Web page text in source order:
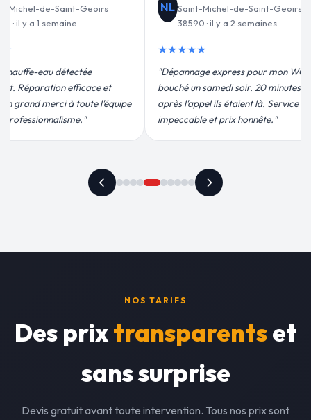
de-Saint-Geoirs
y a 2 semaines
pour mon WC
soir. 20 minutes
étaient là. Service
prix honnête."
Saint-Michel-de-Saint-Geoirs
38590 · il y a 3 semaines
★★★★★
"Remplacement de mon chauffe-eau en
moins de 2h. Équipe très pro, devis
conforme, chantier propre. Je
recommande vivement."
NOS TARIFS
Des prixtransparentset
sans surprise
Devis gratuit avant toute intervention. Tous nos prix sont